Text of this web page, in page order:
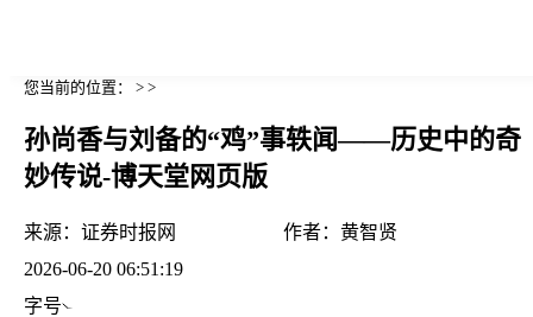
您当前的位置： > >
孙尚香与刘备的“鸡”事轶闻——历史中的奇
妙传说-博天堂网页版
来源： 证券时报网 作者： 黄智贤
2026-06-20 06:51:19
字号